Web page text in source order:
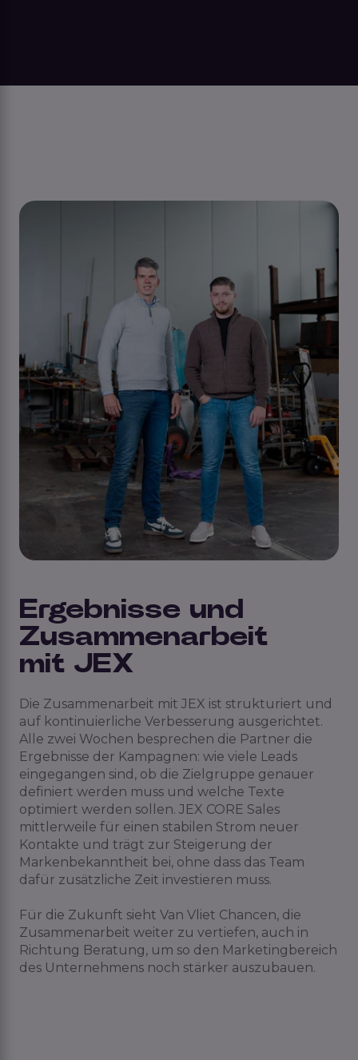
Ergebnisse und
Zusammenarbeit
mit JEX
Die Zusammenarbeit mit JEX ist strukturiert und
auf kontinuierliche Verbesserung ausgerichtet.
Alle zwei Wochen besprechen die Partner die
Ergebnisse der Kampagnen: wie viele Leads
eingegangen sind, ob die Zielgruppe genauer
definiert werden muss und welche Texte
optimiert werden sollen. JEX CORE Sales
mittlerweile für einen stabilen Strom neuer
Kontakte und trägt zur Steigerung der
Markenbekanntheit bei, ohne dass das Team
dafür zusätzliche Zeit investieren muss.
Für die Zukunft sieht Van Vliet Chancen, die
Zusammenarbeit weiter zu vertiefen, auch in
Richtung Beratung, um so den Marketingbereich
des Unternehmens noch stärker auszubauen.